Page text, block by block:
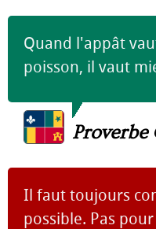
Quand l'appât
poisson, il vaut
Proverbe
Il faut toujours
possible. Pas